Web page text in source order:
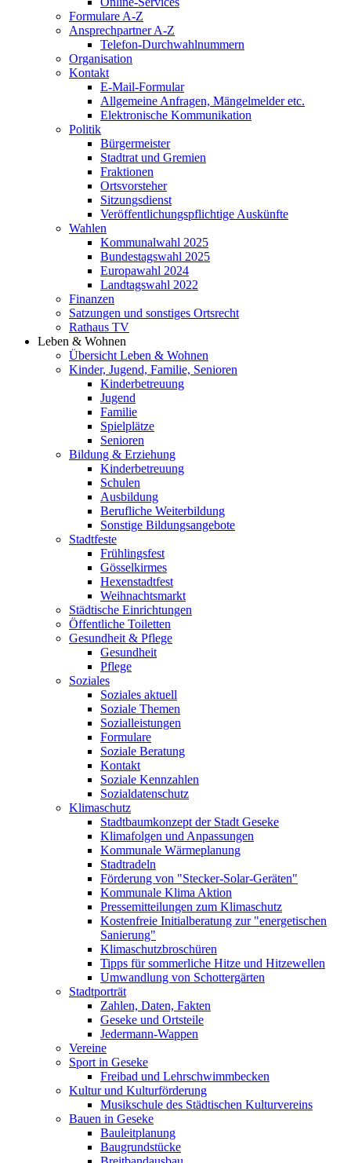
Formulare A-Z
Ansprechpartner A-Z
Telefon-Durchwahlnummern
Organisation
Kontakt
E-Mail-Formular
Allgemeine Anfragen, Mängelmelder etc.
Elektronische Kommunikation
Politik
Bürgermeister
Stadtrat und Gremien
Fraktionen
Ortsvorsteher
Sitzungsdienst
Veröffentlichungspflichtige Auskünfte
Wahlen
Kommunalwahl 2025
Bundestagswahl 2025
Europawahl 2024
Landtagswahl 2022
Finanzen
Satzungen und sonstiges Ortsrecht
Rathaus TV
Leben & Wohnen
Übersicht Leben & Wohnen
Kinder, Jugend, Familie, Senioren
Kinderbetreuung
Jugend
Familie
Spielplätze
Senioren
Bildung & Erziehung
Kinderbetreuung
Schulen
Ausbildung
Berufliche Weiterbildung
Sonstige Bildungsangebote
Stadtfeste
Frühlingsfest
Gösselkirmes
Hexenstadtfest
Weihnachtsmarkt
Städtische Einrichtungen
Öffentliche Toiletten
Gesundheit & Pflege
Gesundheit
Pflege
Soziales
Soziales aktuell
Soziale Themen
Sozialleistungen
Formulare
Soziale Beratung
Kontakt
Soziale Kennzahlen
Sozialdatenschutz
Klimaschutz
Stadtbaumkonzept der Stadt Geseke
Klimafolgen und Anpassungen
Kommunale Wärmeplanung
Stadtradeln
Förderung von "Stecker-Solar-Geräten"
Kommunale Klima Aktion
Pressemitteilungen zum Klimaschutz
Kostenfreie Initialberatung zur "energetischen
Sanierung"
Klimaschutzbroschüren
Tipps für sommerliche Hitze und Hitzewellen
Umwandlung von Schottergärten
Stadtporträt
Zahlen, Daten, Fakten
Geseke und Ortsteile
Jedermann-Wappen
Vereine
Sport in Geseke
Freibad und Lehrschwimmbecken
Kultur und Kulturförderung
Musikschule des Städtischen Kulturvereins
Bauen in Geseke
Bauleitplanung
Baugrundstücke